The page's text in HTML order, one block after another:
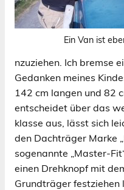
Ein Van ist
nzuziehen. Ich bremse
Gedanken meines
142 cm langen und 82
entscheidet über das
klasse aus, lässt sich
den Dachträger Marke
sogenannte „Master-
einen Drehknopf mit
Grundträger festziehen